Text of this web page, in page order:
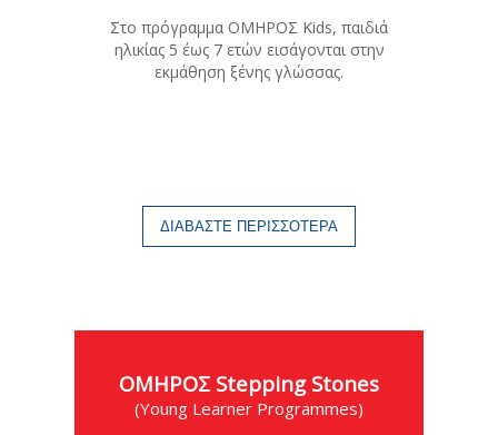
Στο πρόγραμμα ΟΜΗΡΟΣ Kids, παιδιά
ηλικίας 5 έως 7 ετών εισάγονται στην
εκμάθηση ξένης γλώσσας.
ΔΙΑΒΑΣΤΕ ΠΕΡΙΣΣΟΤΕΡΑ
ΟΜΗΡΟΣ Stepping Stones
(Young Learner Programmes)